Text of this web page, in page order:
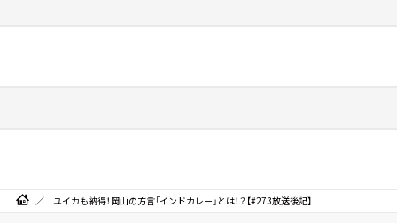
ユイカも納得！岡山の方言「インドカレー」とは！？【#273放送後記】